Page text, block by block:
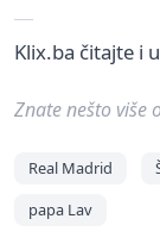
Klix.ba čitajte i
Znate nešto više
Real Madrid
papa Lav